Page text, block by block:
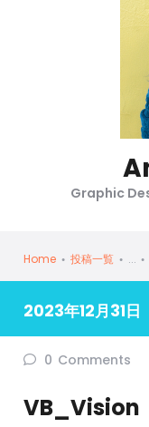
Graphic
Home 投稿一覧 ...
2023年12月31日
0 Comments
VB_Vision